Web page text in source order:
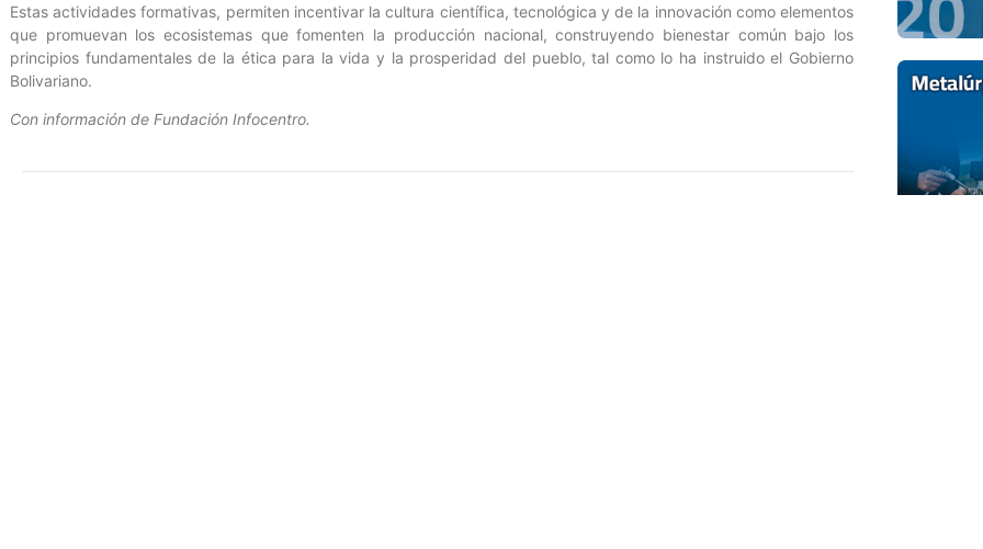
Estas actividades formativas, permiten incentivar la cultura científica, tecnológica y de la innovación como elementos
que promuevan los ecosistemas que fomenten la producción nacional, construyendo bienestar común bajo los
principios fundamentales de la ética para la vida y la prosperidad del pueblo, tal como lo ha instruido el Gobierno
Bolivariano.
Con información de Fundación Infocentro.